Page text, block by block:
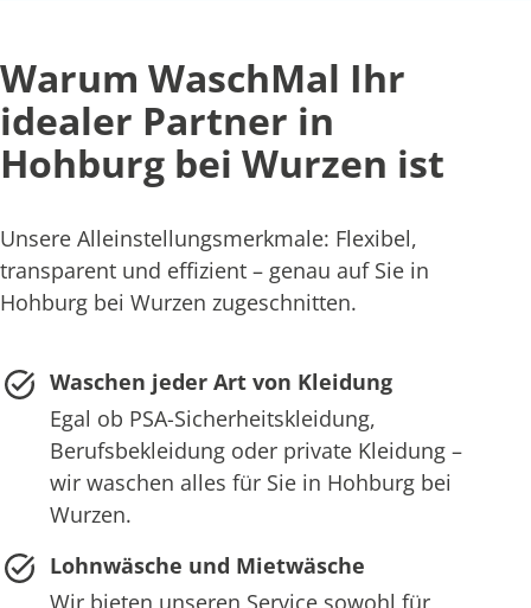
Warum WaschMal Ihr
idealer Partner in
Hohburg bei Wurzen ist
Unsere Alleinstellungsmerkmale: Flexibel,
transparent und effizient – genau auf Sie in
Hohburg bei Wurzen zugeschnitten.
Waschen jeder Art von Kleidung
Egal ob PSA-Sicherheitskleidung,
Berufsbekleidung oder private Kleidung –
wir waschen alles für Sie in Hohburg bei
Wurzen.
Lohnwäsche und Mietwäsche